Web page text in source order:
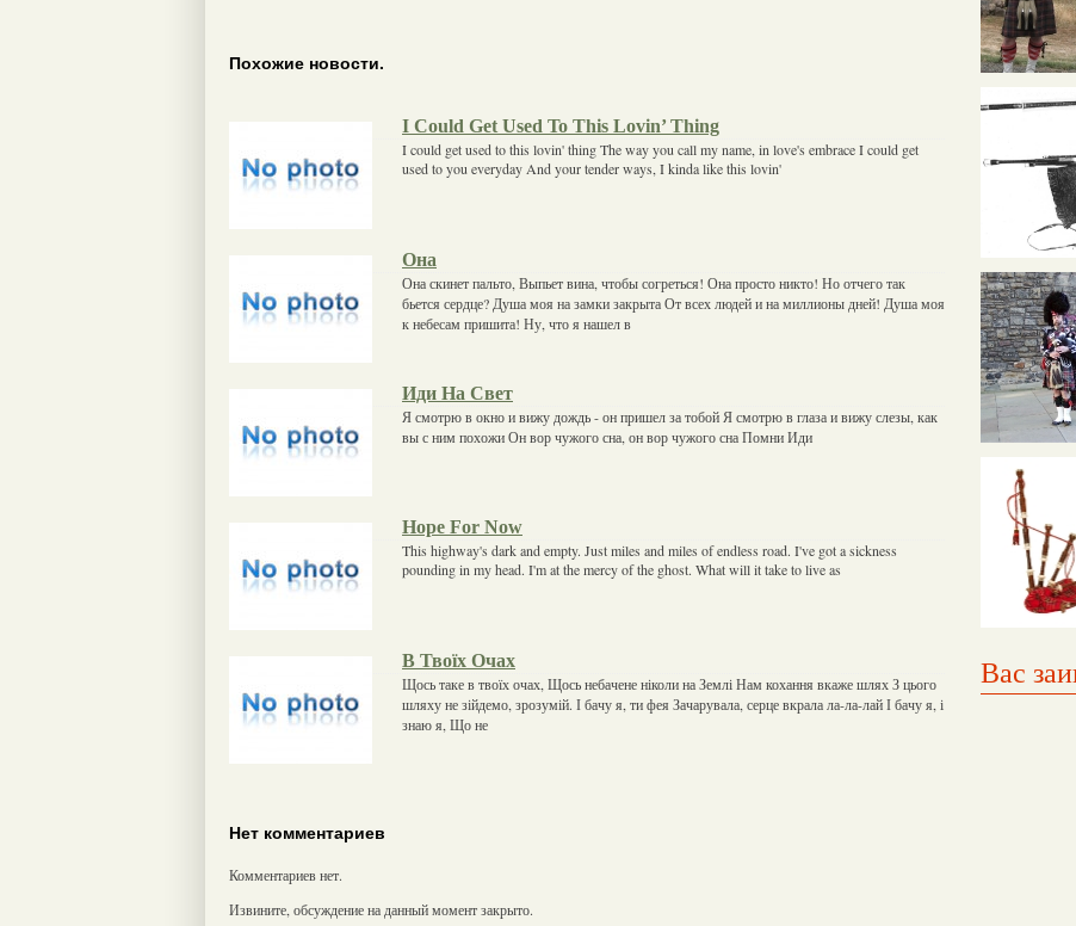
Вас
Похожие новости.
I Could Get Used To This Lovin’ Thing
I could get used to this lovin' thing The way you call my name, in love's embrace I could get
used to you everyday And your tender ways, I kinda like this lovin'
Она
Она скинет пальто, Выпьет вина, чтобы согреться! Она просто никто! Но отчего так
бьется сердце? Душа моя на замки закрыта От всех людей и на миллионы дней! Душа моя
к небесам пришита! Ну, что я нашел в
Иди На Свет
Я смотрю в окно и вижу дождь - он пришел за тобой Я смотрю в глаза и вижу слезы, как
вы с ним похожи Он вор чужого сна, он вор чужого сна Помни Иди
Hope For Now
This highway's dark and empty. Just miles and miles of endless road. I've got a sickness
pounding in my head. I'm at the mercy of the ghost. What will it take to live as
В Твоїх Очах
Щось таке в твоїх очах, Щось небачене ніколи на Землі Нам кохання вкаже шлях З цього
шляху не зійдемо, зрозумій. І бачу я, ти фея Зачарувала, серце вкрала ла-ла-лай І бачу я, і
знаю я, Що не
Нет комментариев
Комментариев нет.
Извините, обсуждение на данный момент закрыто.